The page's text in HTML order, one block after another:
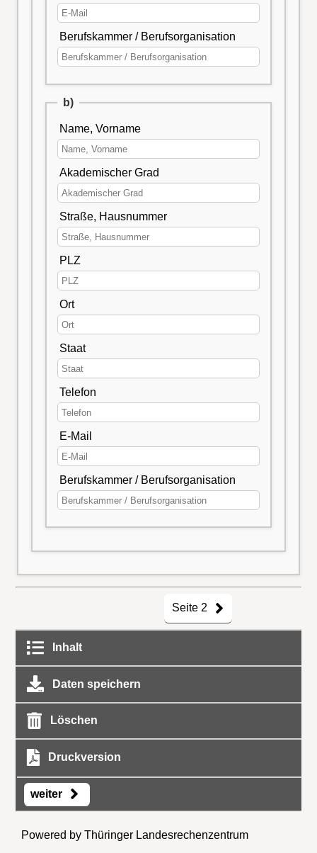
Berufskammer / Berufsorganisation
b)
Name, Vorname
Akademischer Grad
Straße, Hausnummer
PLZ
Ort
Staat
Telefon
E-Mail
Berufskammer / Berufsorganisation
Seite 2
Inhalt
Daten speichern
Löschen
Druckversion
weiter
Powered by Thüringer Landesrechenzentrum